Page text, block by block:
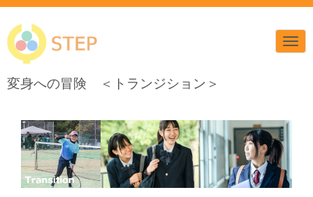
N
a
i
変身への冒険 ＜トランジション＞